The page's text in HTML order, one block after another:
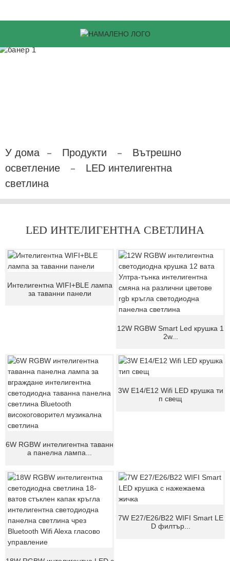
У дома Продукти
Вътрешно
осветление
LED интелигентна
светлина
LED ИНТЕЛИГЕНТНА СВЕТЛИНА
Интелигентна WIFI+BLE лампа
за таванни панели
12W RGBW Smart Led крушка 1
2w...
6W RGBW интелигентна таванн
а панелна лампа...
3W E14/E12 Wifi LED крушка ти
п свещ
7W E27/E26/B22 WIFI Smart LE
D филтър...